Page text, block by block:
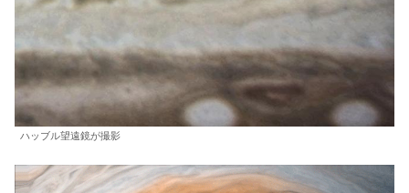
ハッブル望遠鏡が撮影